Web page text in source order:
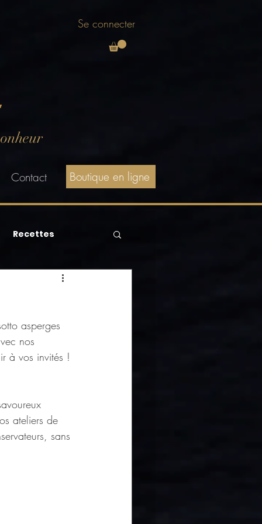
Se connecter
Contact Boutique en ligne
Recettes
asperges
nos
à vos invités !
ateliers de
sans